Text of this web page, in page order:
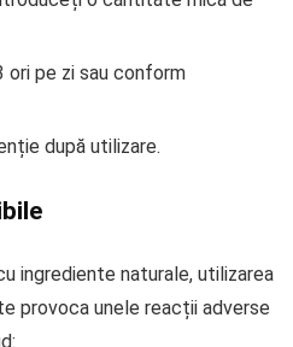
ori pe zi sau conform
după utilizare.
ingrediente naturale, utilizarea
provoca unele reacții adverse